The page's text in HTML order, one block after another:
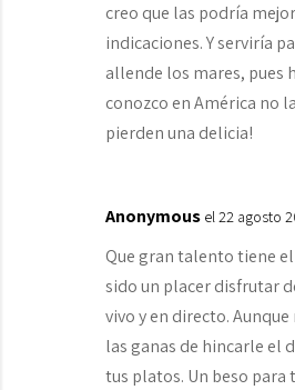
creo que las podría
indicaciones. Y serviría
allende los mares, pues
conozco en América no
pierden una delicia!
Anonymous el 22 agosto
Que gran talento tiene el
sido un placer disfrutar
vivo y en directo.
las ganas de hincarle el
tus platos. Un beso para